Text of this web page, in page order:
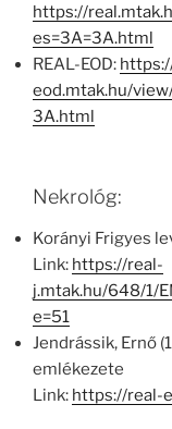
https://
es=3A=3A.html
REAL-EOD:
eod.mtak.hu/
3A.html
Nekrológ:
Korányi Frigyes
Link: https://real-
j.mtak.hu/648/1/
e=51
Jendrássik, Ernő
emlékezete
Link: https://real-